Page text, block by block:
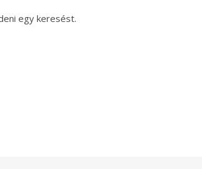
egy keresést.